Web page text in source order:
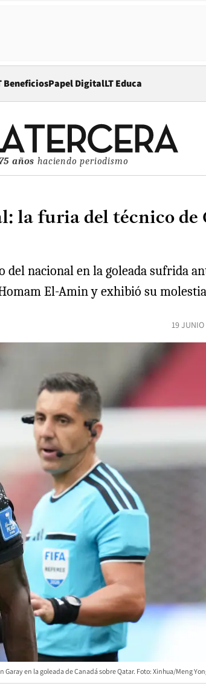
BeneficiosPapel DigitalOpens in new window
LT Educa
75 años haciendo periodismo
la furia del técnico
nacional en la goleada sufrida
El-Amin y exhibió su
19
Garay en la goleada de Canadá sobre Qatar. Foto: Xinhua/Meng